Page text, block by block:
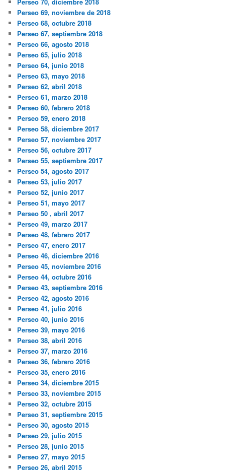
Perseo 69, noviembre de 2018
Perseo 68, octubre 2018
Perseo 67, septiembre 2018
Perseo 66, agosto 2018
Perseo 65, julio 2018
Perseo 64, junio 2018
Perseo 63, mayo 2018
Perseo 62, abril 2018
Perseo 61, marzo 2018
Perseo 60, febrero 2018
Perseo 59, enero 2018
Perseo 58, diciembre 2017
Perseo 57, noviembre 2017
Perseo 56, octubre 2017
Perseo 55, septiembre 2017
Perseo 54, agosto 2017
Perseo 53, julio 2017
Perseo 52, junio 2017
Perseo 51, mayo 2017
Perseo 50 , abril 2017
Perseo 49, marzo 2017
Perseo 48, febrero 2017
Perseo 47, enero 2017
Perseo 46, diciembre 2016
Perseo 45, noviembre 2016
Perseo 44, octubre 2016
Perseo 43, septiembre 2016
Perseo 42, agosto 2016
Perseo 41, julio 2016
Perseo 40, junio 2016
Perseo 39, mayo 2016
Perseo 38, abril 2016
Perseo 37, marzo 2016
Perseo 36, febrero 2016
Perseo 35, enero 2016
Perseo 34, diciembre 2015
Perseo 33, noviembre 2015
Perseo 32, octubre 2015
Perseo 31, septiembre 2015
Perseo 30, agosto 2015
Perseo 29, julio 2015
Perseo 28, junio 2015
Perseo 27, mayo 2015
Perseo 26, abril 2015